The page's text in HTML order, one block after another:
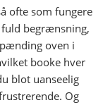
ofte som fungere
begrænsning,
oven i
booke hver
blot uanseelig
Og